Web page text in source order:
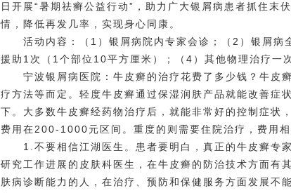
日开展“暑期祛癣公益行动”，助力广大银屑病患者抓住末
情，降低再发几率，实现身心同康。
活动内容：（1）银屑病院内专家会诊；（2）银屑病
援助1次（1个部位10平方厘米）；（4）其他物理治疗一
宁波银屑病医院 ：牛皮癣的治疗花费了多少钱？牛皮
疗方法等而定。轻度牛皮癣通过保湿润肤产品就能改善症
下。大多数牛皮癣经药物治疗后，就能非常好的控制症状
费用在200-1000元区间。重度的则需要住院治疗，费用相
1.不要相信江湖医生。患者要明白，真正的牛皮癣专家
研究工作进展的皮肤科医生，在牛皮癣的防治技术方面有
肤病诊断能力的人，在治疗、预防和保健服务方面发展不